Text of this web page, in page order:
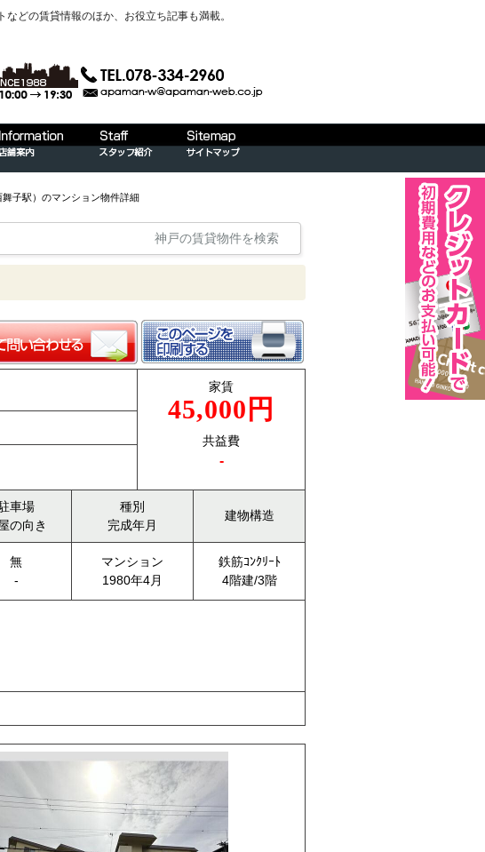
どの賃貸情報のほか、お役立ち記事も満載。
子駅）のマンション物件詳細
神戸の賃貸物件を検索
家賃
45,000円
共益費
-
車場
の向き
種別
完成年月
建物構造
無
-
マンション
1980年4月
鉄筋ｺﾝｸﾘｰﾄ
4階建/3階